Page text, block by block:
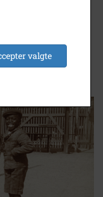
og varieret
privatarkiv, fotos,
valgte